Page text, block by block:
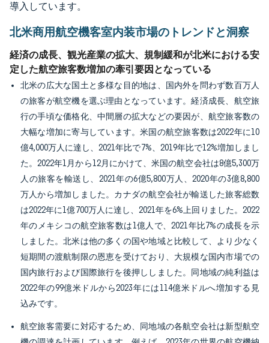
導入しています。
北米商用航空機客室内装市場のトレンドと洞察
経済の成長、観光産業の拡大、規制緩和が北米における安
定した航空旅客数増加の牽引要因となっている
北米の広大な国土と多様な目的地は、国内外を問わず数百万人
の旅客が航空機を選ぶ理由となっています。経済成長、航空旅
行の手頃な価格化、中間層の拡大などの要因が、航空旅客数の
大幅な増加に寄与しています。米国の航空旅客数は2022年に10
億4,000万人に達し、2021年比で7%、2019年比で12%増加しまし
た。2022年1月から12月にかけて、米国の航空会社は8億5,300万
人の旅客を輸送し、2021年の6億5,800万人、2020年の3億8,800
万人から増加しました。カナダの航空会社が輸送した旅客総数
は2022年に1億700万人に達し、2021年を6%上回りました。2022
年のメキシコの航空旅客数は1億人で、2021年比7%の成長を示
しました。北米は他の多くの国や地域と比較して、より少なく
短期間の渡航制限の恩恵を受けており、大規模な国内市場での
国内旅行および国際旅行を後押ししました。同地域の純利益は
2022年の99億米ドルから2023年には114億米ドルへ増加する見
込みです。
航空旅客需要に対応するため、同地域の各航空会社は新型航空